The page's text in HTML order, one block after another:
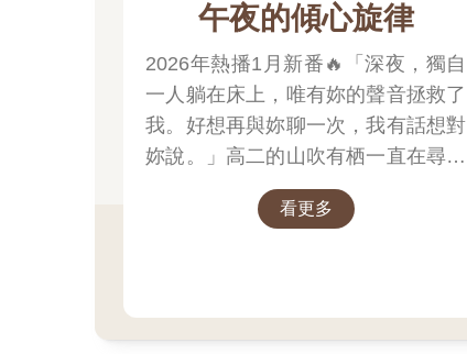
午夜的傾心旋律
2026年熱播1月新番🔥「深夜，獨自
一人躺在床上，唯有妳的聲音拯救了
我。好想再與妳聊一次，我有話想對
妳說。」高二的山吹有栖一直在尋找
一個長相成謎、本名不詳，化名為
「阿波羅」在線上廣播電臺主持節目
看更多